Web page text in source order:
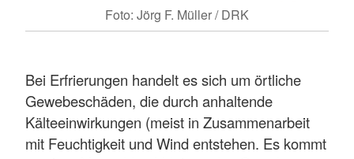
Foto: Jörg F. Müller / DRK
Bei Erfrierungen handelt es sich um örtliche
Gewebeschäden, die durch anhaltende
Kälteeinwirkungen (meist in Zusammenarbeit
mit Feuchtigkeit und Wind entstehen. Es kommt